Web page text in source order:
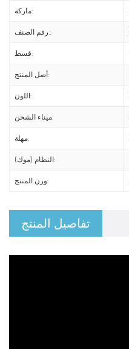
ماركة:
رقم الصنف.:
قسط:
أصل المنتج:
اللون:
ميناء الشحن:
مهلة:
النظام (موك):
وزن المنتج:
تفاصيل المنتج